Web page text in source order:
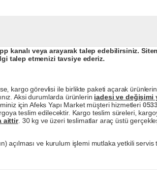
kanalı veya arayarak talep edebilirsiniz.
talep etmenizi tavsiye ederiz.
kargo görevlisi ile birlikte paketi açarak
Aksi durumlarda ürünlerin iadesi ve değişimi
için Afeks Yapı Market müşteri hizmetleri
teslim edilecektir. Kargo teslim süreleri,
aittir. 30 kg ve üzeri teslimatlar araç üstü
açılması ve kurulum işlemi mutlaka yetkili servis